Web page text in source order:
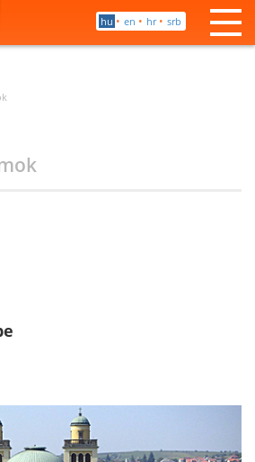
hu • en • hr • srb